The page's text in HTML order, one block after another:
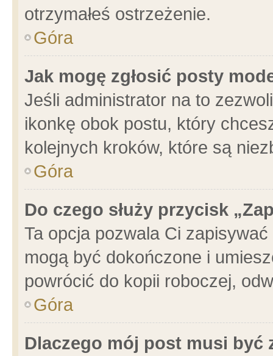
otrzymałeś ostrzeżenie.
Góra
Jak mogę zgłosić posty
Jeśli administrator na to
ikonkę obok postu, który
kolejnych kroków, które są
Góra
Do czego służy przycisk
Ta opcja pozwala Ci
mogą być dokończone i
powrócić do kopii roboczej,
Góra
Dlaczego mój post musi być